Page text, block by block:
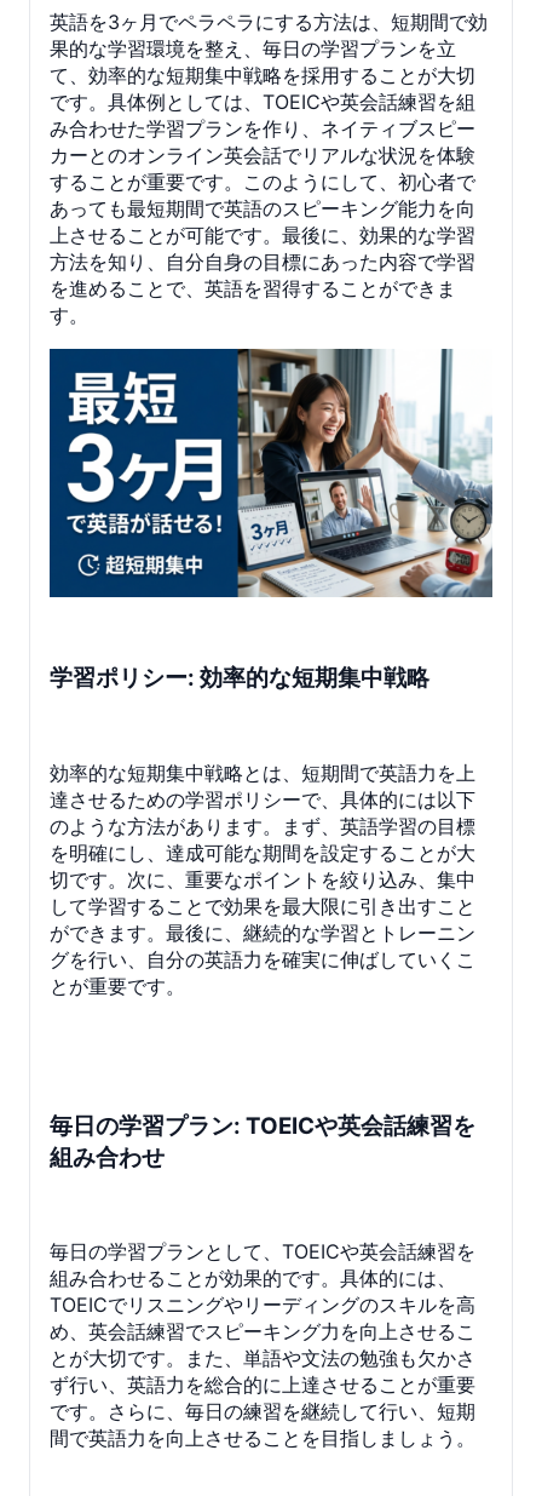
英語を3ヶ月でペラペラにする方法は、短期間で効
果的な学習環境を整え、毎日の学習プランを立
て、効率的な短期集中戦略を採用することが大切
です。具体例としては、TOEICや英会話練習を組
み合わせた学習プランを作り、ネイティブスピー
カーとのオンライン英会話でリアルな状況を体験
することが重要です。このようにして、初心者で
あっても最短期間で英語のスピーキング能力を向
上させることが可能です。最後に、効果的な学習
方法を知り、自分自身の目標にあった内容で学習
を進めることで、英語を習得することができま
す。
学習ポリシー: 効率的な短期集中戦略
効率的な短期集中戦略とは、短期間で英語力を上
達させるための学習ポリシーで、具体的には以下
のような方法があります。まず、英語学習の目標
を明確にし、達成可能な期間を設定することが大
切です。次に、重要なポイントを絞り込み、集中
して学習することで効果を最大限に引き出すこと
ができます。最後に、継続的な学習とトレーニン
グを行い、自分の英語力を確実に伸ばしていくこ
とが重要です。
毎日の学習プラン: TOEICや英会話練習を
組み合わせ
毎日の学習プランとして、TOEICや英会話練習を
組み合わせることが効果的です。具体的には、
TOEICでリスニングやリーディングのスキルを高
め、英会話練習でスピーキング力を向上させるこ
とが大切です。また、単語や文法の勉強も欠かさ
ず行い、英語力を総合的に上達させることが重要
です。さらに、毎日の練習を継続して行い、短期
間で英語力を向上させることを目指しましょう。